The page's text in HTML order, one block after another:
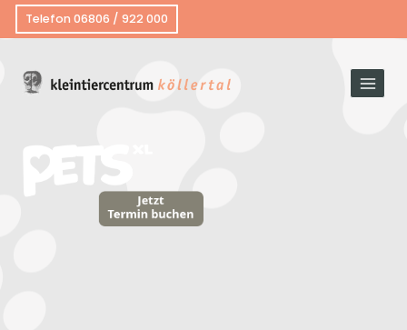
Telefon 06806 / 922 000